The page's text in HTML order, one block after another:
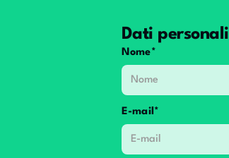
Dati personali
Nome*
E-mail*